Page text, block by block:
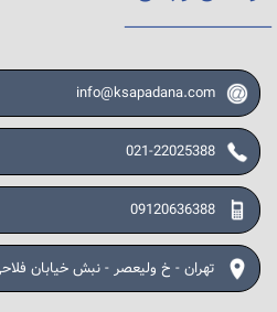
info@ksapadana.com
021-22025388
09120636388
تهران - خ ولیعصر - نبش خیابان